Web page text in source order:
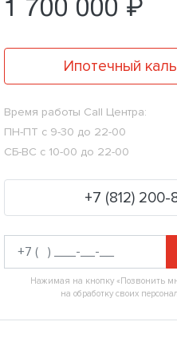
1 700 000 ₽
Ипотечный
Время работы Call Центра:
ПН-ПТ с 9-30 до 22-00
СБ-ВС с 10-00 до 22-00
+7 (812)
Нажимая на кнопку «Позвонить
на обработку своих